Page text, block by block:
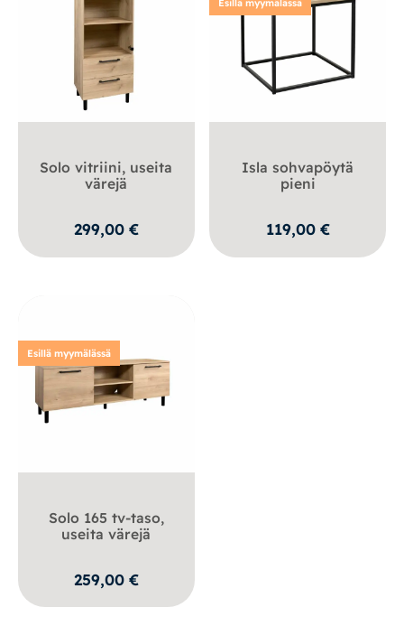
Solo vitriini, useita
värejä
299,00 €
Esillä myymälässä
Isla sohvapöytä
pieni
119,00 €
Esillä myymälässä
Solo 165 tv-taso,
useita värejä
259,00 €